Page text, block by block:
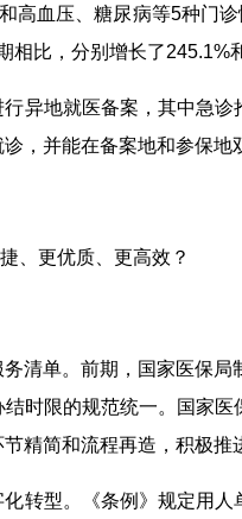
高血压、糖尿病等5种门
相比，分别增长了245.1%
异地就医备案，其中急
，并能在备案地和参保地
、更优质、更高效？
清单。前期，国家医保
时限的规范统一。国家
精简和流程再造，积极推
转型。《条例》规定用